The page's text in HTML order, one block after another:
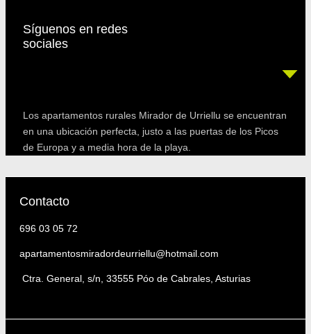
Síguenos en redes
sociales
Los apartamentos rurales Mirador de Urriellu se encuentran
en una ubicación perfecta, justo a las puertas de los Picos
de Europa y a media hora de la playa.
Contacto
696 03 05 72
apartamentosmiradordeurriellu@hotmail.com
Ctra. General, s/n, 33555 Póo de Cabrales, Asturias